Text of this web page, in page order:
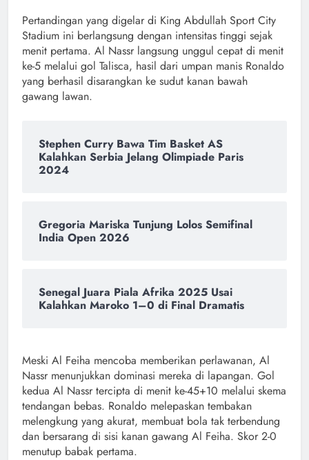
Pertandingan yang digelar di King Abdullah Sport City
Stadium ini berlangsung dengan intensitas tinggi sejak
menit pertama. Al Nassr langsung unggul cepat di menit
ke-5 melalui gol Talisca, hasil dari umpan manis Ronaldo
yang berhasil disarangkan ke sudut kanan bawah
gawang lawan.
Stephen Curry Bawa Tim Basket AS
Kalahkan Serbia Jelang Olimpiade Paris
2024
Gregoria Mariska Tunjung Lolos Semifinal
India Open 2026
Senegal Juara Piala Afrika 2025 Usai
Kalahkan Maroko 1–0 di Final Dramatis
Meski Al Feiha mencoba memberikan perlawanan, Al
Nassr menunjukkan dominasi mereka di lapangan. Gol
kedua Al Nassr tercipta di menit ke-45+10 melalui skema
tendangan bebas. Ronaldo melepaskan tembakan
melengkung yang akurat, membuat bola tak terbendung
dan bersarang di sisi kanan gawang Al Feiha. Skor 2-0
menutup babak pertama.